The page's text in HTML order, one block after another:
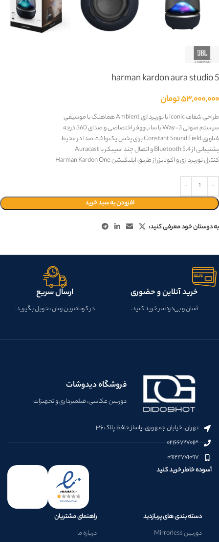
harman kardon aura studio 5
۵۳,۰۰۰,۰۰۰تومان
طراحی شفاف iconic با نورپردازی Ambient هماهنگ با موسیقی
سیستم صوتی 3-Way با ساب‌ووفر اختصاصی و صدای 360 درجه
فناوری Constant Sound Field برای پخش یکنواخت صدا در محیط
پشتیبانی از Bluetooth 5.4 و اتصال چند اسپیکر با Auracast
کنترل نورپردازی و اکولایزر از طریق اپلیکیشن Harman Kardon One
افزودن به سبد خرید
به دوستان خود معرفی کنید:
خرید آنلاین و حضوری
آسان و بی‌دردسر خرید کنید.
ارسال سریع
در کوتاه‌ترین زمان تحویل بگیرید.
فروشگاه دیدوشات
دوربین عکاسی، فیلمبرداری و تجهیزات
تهران، خیابان جمهوری، پاساژ حافظ پلاک ۳۶
۰۲۱۶۶۷۲۷۰۱۳
۰۹۱۲۴۷۷۱۰۹۷
دسته بندی های پربازدید
دوربین Mirrorless
راهنمای مشتریان
درباره ما
آسوده خاطر خرید کنید